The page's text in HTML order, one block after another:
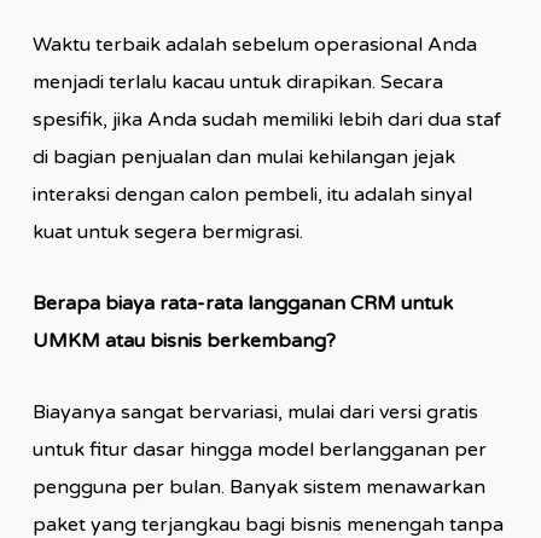
Waktu terbaik adalah sebelum operasional Anda
menjadi terlalu kacau untuk dirapikan. Secara
spesifik, jika Anda sudah memiliki lebih dari dua staf
di bagian penjualan dan mulai kehilangan jejak
interaksi dengan calon pembeli, itu adalah sinyal
kuat untuk segera bermigrasi.
Berapa biaya rata-rata langganan CRM untuk
UMKM atau bisnis berkembang?
Biayanya sangat bervariasi, mulai dari versi gratis
untuk fitur dasar hingga model berlangganan per
pengguna per bulan. Banyak sistem menawarkan
paket yang terjangkau bagi bisnis menengah tanpa